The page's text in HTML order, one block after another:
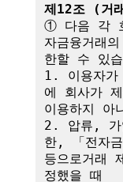
제12조 (거
① 다음 각
자금융거래
한할 수 있
1. 이용자가
에 회사가
이용하지 아
2. 압류, 가
한, 「전자
등으로거래
정했을 때